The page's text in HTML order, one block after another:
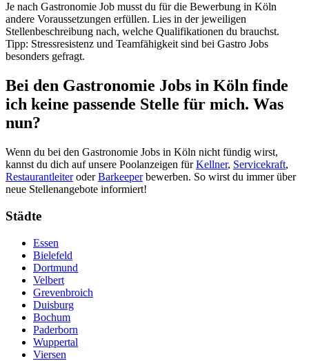
Je nach Gastronomie Job musst du für die Bewerbung in Köln
andere Voraussetzungen erfüllen. Lies in der jeweiligen
Stellenbeschreibung nach, welche Qualifikationen du brauchst.
Tipp: Stressresistenz und Teamfähigkeit sind bei Gastro Jobs
besonders gefragt.
Bei den Gastronomie Jobs in Köln finde
ich keine passende Stelle für mich. Was
nun?
Wenn du bei den Gastronomie Jobs in Köln nicht fündig wirst,
kannst du dich auf unsere Poolanzeigen fürKellner, Servicekraft,
RestaurantleiteroderBarkeeperbewerben. So wirst du immer über
neue Stellenangebote informiert!
Städte
Essen
Bielefeld
Dortmund
Velbert
Grevenbroich
Duisburg
Bochum
Paderborn
Wuppertal
Viersen